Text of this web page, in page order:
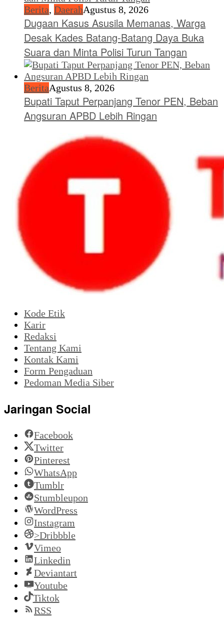
Berita, DaerahAgustus 8, 2026
Dugaan Kasus Asusila Memanas, Warga
Desak Kades Batang-Batang Daya Buka
Suara dan Minta Polisi Turun Tangan
BeritaAgustus 8, 2026
Bupati Taput Perpanjang Tenor PEN, Beban
Angsuran APBD Lebih Ringan
Kode Etik
Karir
Redaksi
Tentang Kami
Kontak Kami
Form Pengaduan
Pedoman Media Siber
Jaringan Social
Facebook
Twitter
Pinterest
WhatsApp
Tumblr
Stumbleupon
WordPress
Instagram
>Dribbble
Vimeo
Linkedin
Deviantart
Youtube
Tiktok
RSS